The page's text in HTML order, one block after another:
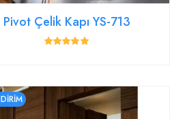
Pivot Çelik Kapı YS-713